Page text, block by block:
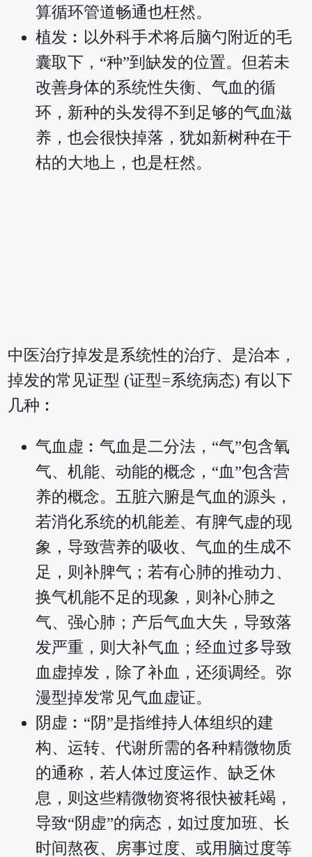
算循环管道畅通也枉然。
植发︰以外科手术将后脑勺附近的毛
囊取下，“种”到缺发的位置。但若未
改善身体的系统性失衡、气血的循
环，新种的头发得不到足够的气血滋
养，也会很快掉落，犹如新树种在干
枯的大地上，也是枉然。
中医治疗掉发是系统性的治疗、是治本，
掉发的常见证型 (证型=系统病态) 有以下
几种︰
气血虚︰气血是二分法，“气”包含氧
气、机能、动能的概念，“血”包含营
养的概念。五脏六腑是气血的源头，
若消化系统的机能差、有脾气虚的现
象，导致营养的吸收、气血的生成不
足，则补脾气；若有心肺的推动力、
换气机能不足的现象，则补心肺之
气、强心肺；产后气血大失，导致落
发严重，则大补气血；经血过多导致
血虚掉发，除了补血，还须调经。弥
漫型掉发常见气血虚证。
阴虚︰“阴”是指维持人体组织的建
构、运转、代谢所需的各种精微物质
的通称，若人体过度运作、缺乏休
息，则这些精微物资将很快被耗竭，
导致“阴虚”的病态，如过度加班、长
时间熬夜、房事过度、或用脑过度等